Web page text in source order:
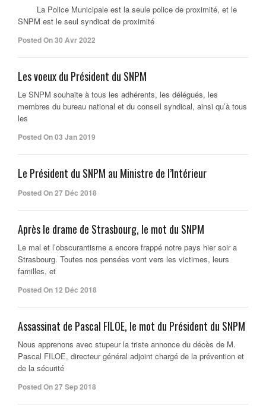
La Police Municipale est la seule police de proximité, et le
SNPM est le seul syndicat de proximité
Posted On 30 Avr 2022
Les voeux du Président du SNPM
Le SNPM souhaite à tous les adhérents, les délégués, les
membres du bureau national et du conseil syndical, ainsi qu’à tous
les
Posted On 03 Jan 2019
Le Président du SNPM au Ministre de l’Intérieur
Posted On 27 Déc 2018
Après le drame de Strasbourg, le mot du SNPM
Le mal et l’obscurantisme a encore frappé notre pays hier soir a
Strasbourg. Toutes nos pensées vont vers les victimes, leurs
familles, et
Posted On 12 Déc 2018
Assassinat de Pascal FILOE, le mot du Président du SNPM
Nous apprenons avec stupeur la triste annonce du décès de M.
Pascal FILOE, directeur général adjoint chargé de la prévention et
de la sécurité
Posted On 27 Sep 2018